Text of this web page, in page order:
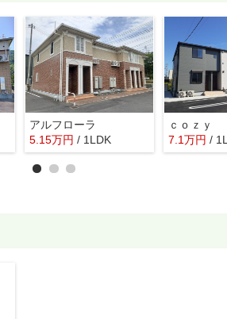
アルフローラ
5.15万円 / 1LDK 7.1万円 /